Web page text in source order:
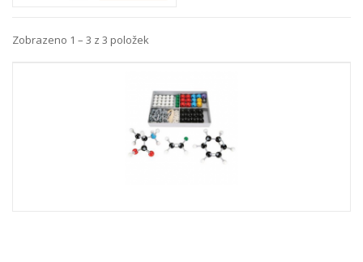
Zobrazeno 1 – 3 z 3 položek